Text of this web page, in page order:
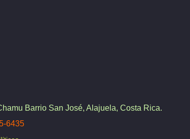
Barrio San José, Alajuela, Costa Rica.
6435